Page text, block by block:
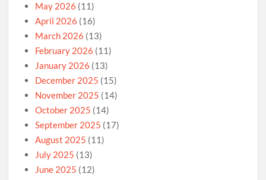
May 2026 (11)
April 2026 (16)
March 2026 (13)
February 2026 (11)
January 2026 (13)
December 2025 (15)
November 2025 (14)
October 2025 (14)
September 2025 (17)
August 2025 (11)
July 2025 (13)
June 2025 (12)